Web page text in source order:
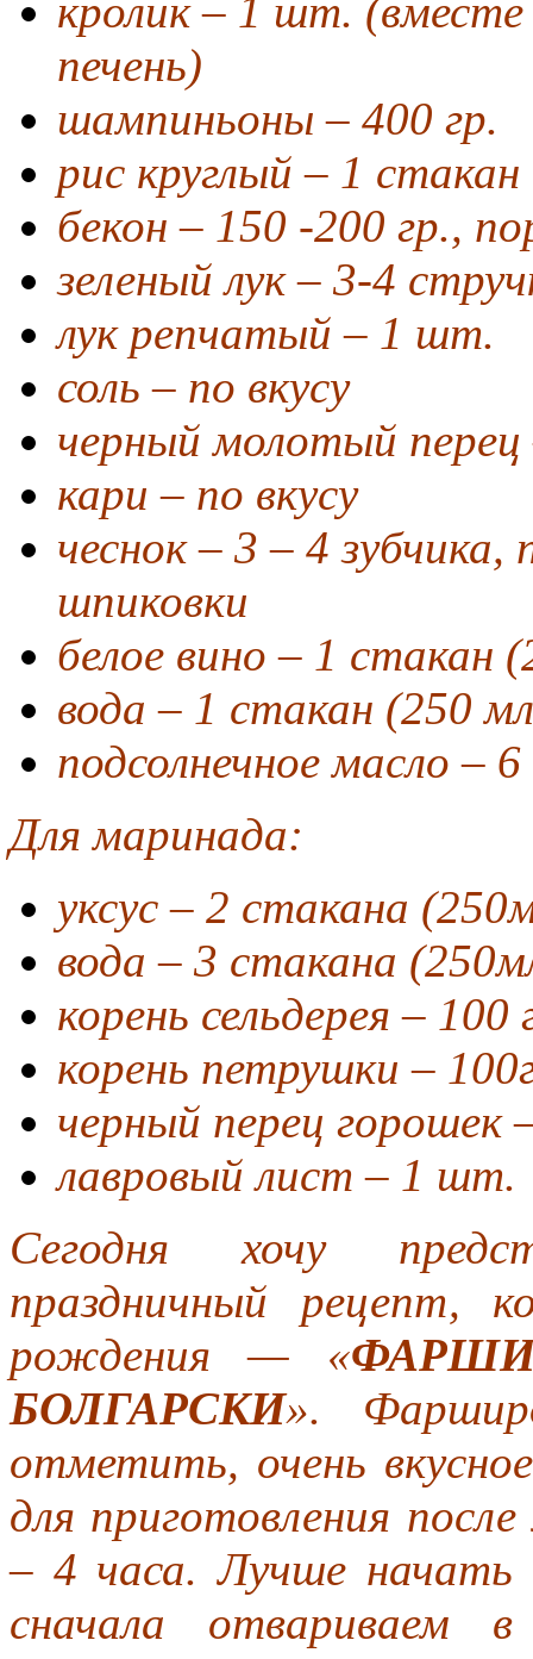
кролик – 1 шт.
печень)
шампиньоны – 400 гр.
рис круглый – 1
бекон – 150 -200 гр.,
зеленый лук – 3-4
лук репчатый – 1 шт.
соль – по вкусу
черный молотый перец
кари – по вкусу
чеснок – 3 – 4
шпиковки
белое вино – 1 стакан
вода – 1 стакан (250
подсолнечное масло –
Для маринада:
уксус – 2 стакана
вода – 3 стакана
корень сельдерея –
корень петрушки –
черный перец горошек
лавровый лист – 1 шт.
Сегодня хочу
праздничный рецепт,
рождения — «
БОЛГАРСКИ».
отметить, очень
для приготовления
– 4 часа. Лучше начать
сначала отвариваем